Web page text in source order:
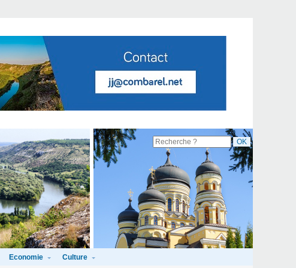
Economie Culture